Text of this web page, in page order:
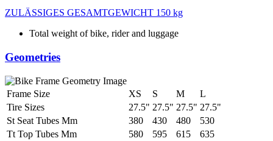
ZULÄSSIGES GESAMTGEWICHT 150 kg
Total weight of bike, rider and luggage
Geometries
Frame Size XS S M
L
Tire Sizes
27.5" 27.5" 27.5" 27.5"
St Seat Tubes Mm
380 430 480
530
Tt Top Tubes Mm
580 595 615
635